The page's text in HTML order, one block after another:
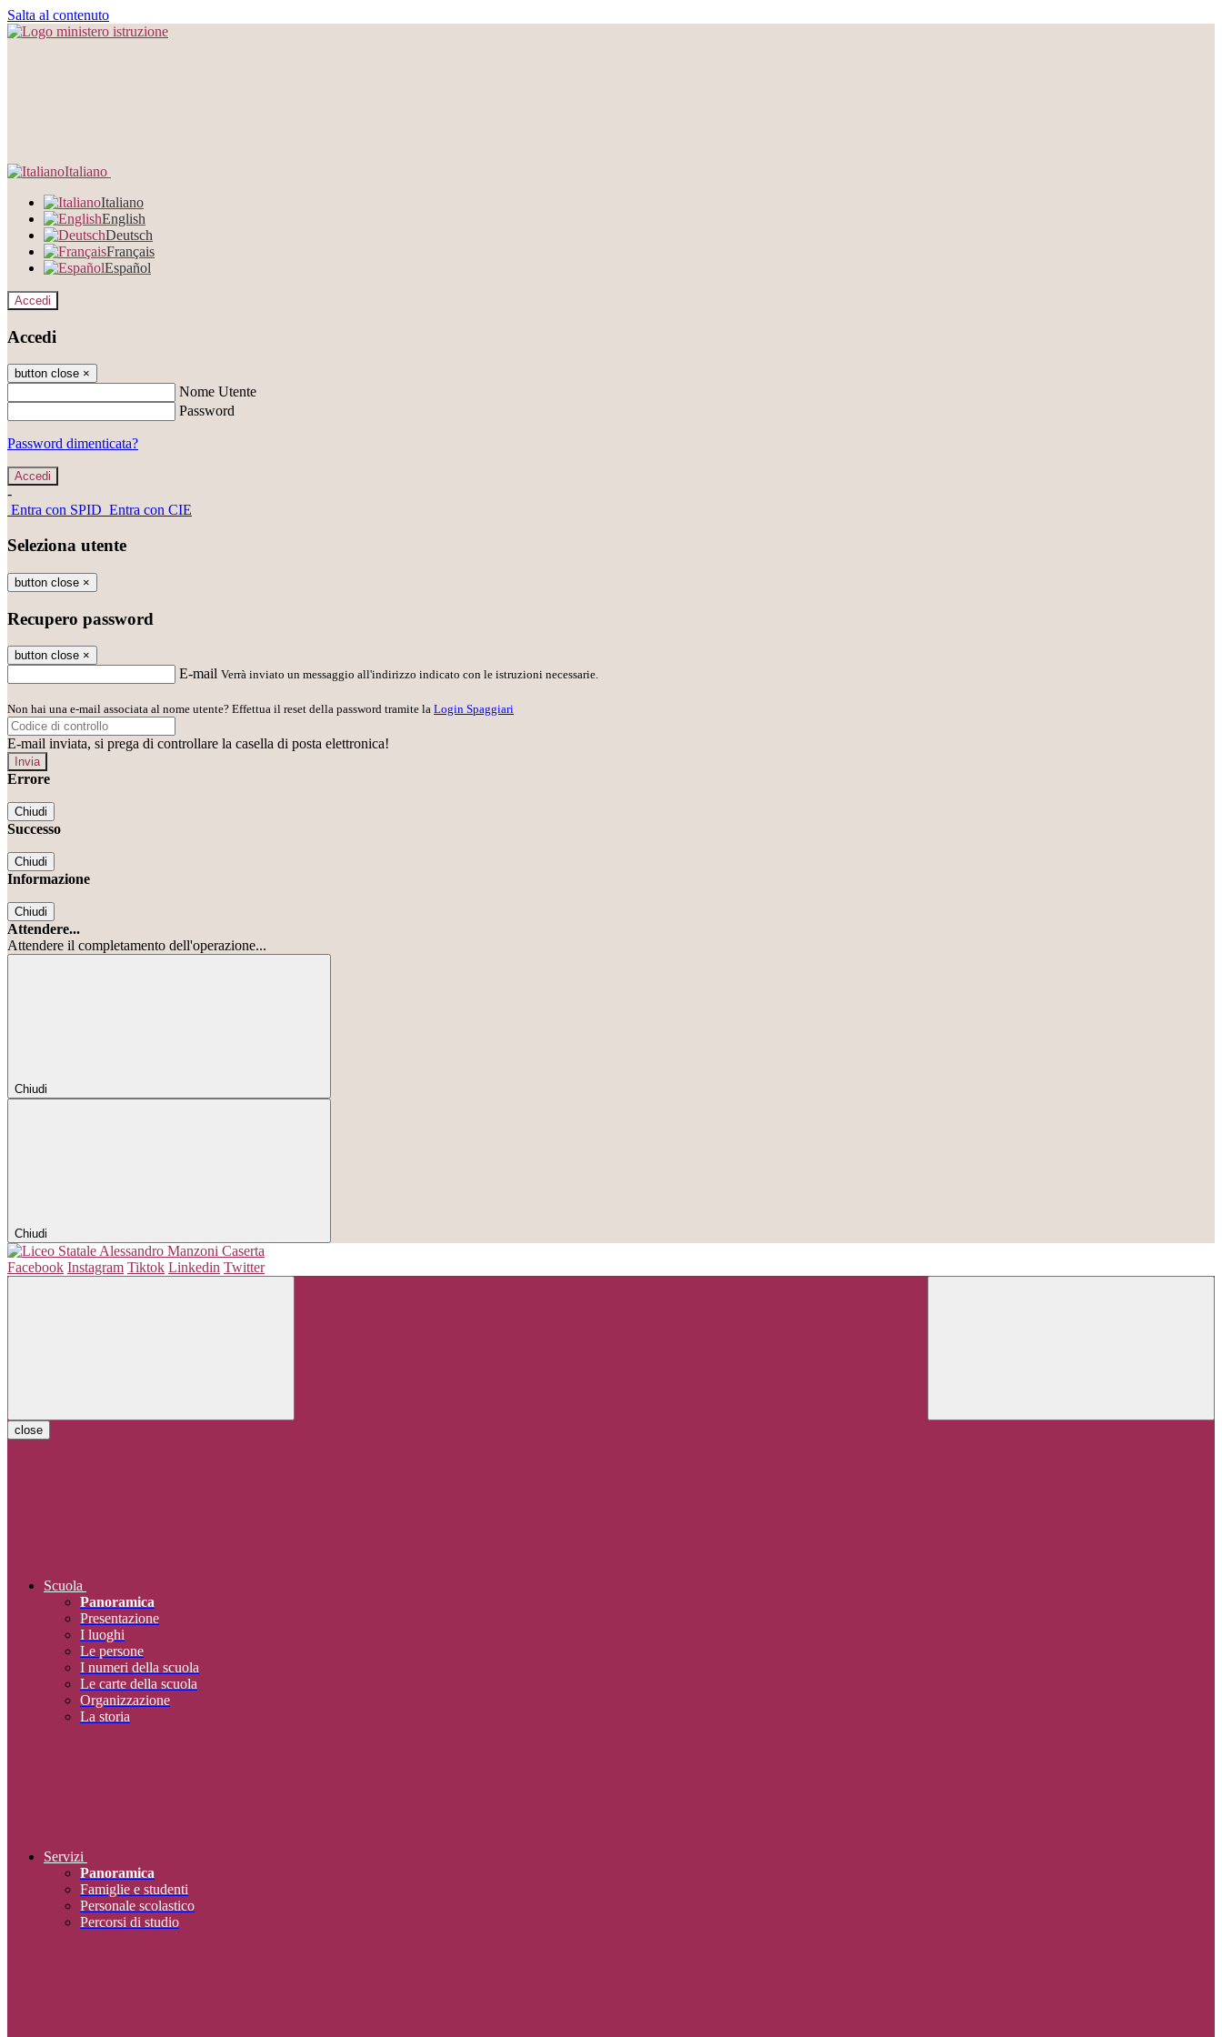
Salta al contenuto
Italiano
Italiano
English
Deutsch
Français
Español
Accedi
Accedi
button close ×
Nome Utente
Password
Password dimenticata?
-
Entra con SPID Entra con CIE
Seleziona utente
button close ×
Recupero password
button close ×
E-mail Verrà inviato un messaggio all'indirizzo indicato con le istruzioni necessarie.
Non hai una e-mail associata al nome utente? Effettua il reset della password tramite la Login Spaggiari
E-mail inviata, si prega di controllare la casella di posta elettronica!
Errore
Chiudi
Successo
Chiudi
Informazione
Chiudi
Attendere...
Attendere il completamento dell'operazione...
Chiudi
Chiudi
Facebook Instagram Tiktok Linkedin Twitter
close
Scuola
Panoramica
Presentazione
I luoghi
Le persone
I numeri della scuola
Le carte della scuola
Organizzazione
La storia
Servizi
Panoramica
Famiglie e studenti
Personale scolastico
Percorsi di studio